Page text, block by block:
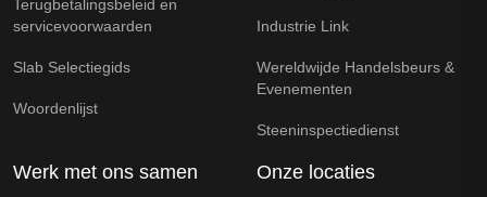
Terugbetalingsbeleid en
servicevoorwaarden
Slab Selectiegids
Woordenlijst
Industrie Link
Wereldwijde Handelsbeurs &
Evenementen
Steeninspectiedienst
Werk met ons samen Onze locaties